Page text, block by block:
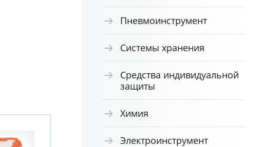
Пневмоинструмент
Системы хранения
Средства индивидуальной
защиты
Химия
Электроинструмент